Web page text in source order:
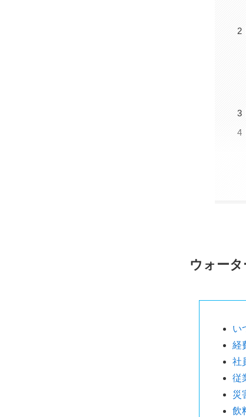
ウォー
い
経
社
従
災
飲